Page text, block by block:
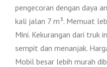
pengecoran dengan daya
kali jalan 7 m³. Memuat
Mini. Kekurangan dari truk
sempit dan menanjak.
Mobil besar lebih murah